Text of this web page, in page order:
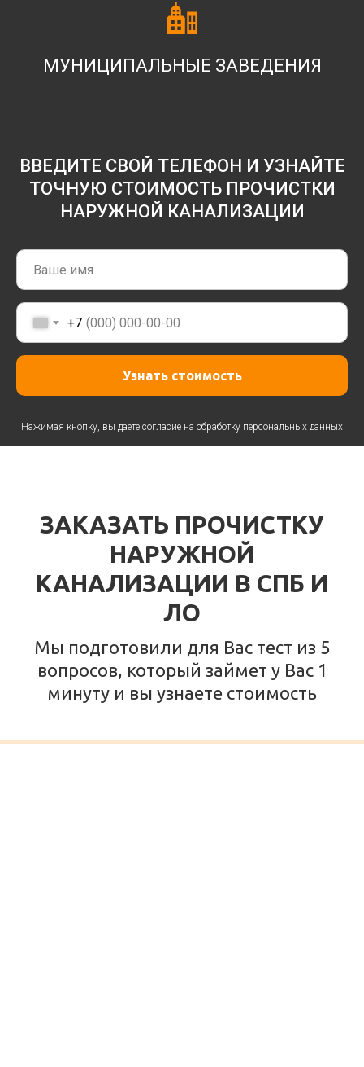
МУНИЦИПАЛЬНЫЕ ЗАВЕДЕНИЯ
ВВЕДИТЕ СВОЙ ТЕЛЕФОН И УЗНАЙТЕ
ТОЧНУЮ СТОИМОСТЬ ПРОЧИСТКИ
НАРУЖНОЙ КАНАЛИЗАЦИИ
+7
Узнать стоимость
Нажимая кнопку, вы даете согласие на обработку персональных данных
ЗАКАЗАТЬ ПРОЧИСТКУ
НАРУЖНОЙ
КАНАЛИЗАЦИИ В СПБ И
ЛО
Мы подготовили для Вас тест из 5
вопросов, который займет у Вас 1
минуту и вы узнаете стоимость